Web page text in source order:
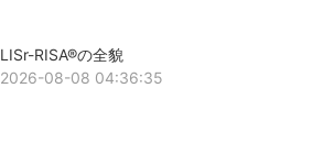
LISr-RISA®の全貌
2026-08-08 04:36:35